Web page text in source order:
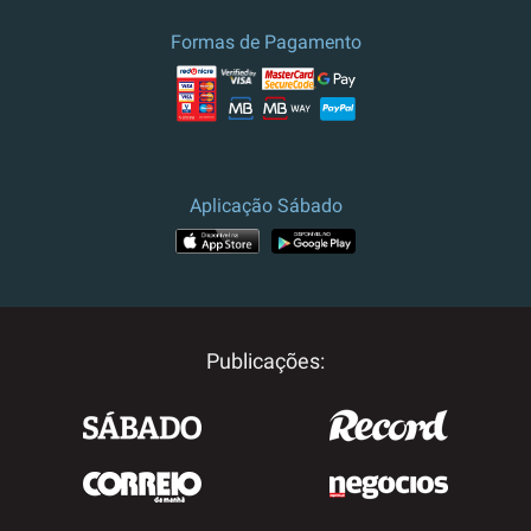
Formas de Pagamento
Aplicação Sábado
Publicações: